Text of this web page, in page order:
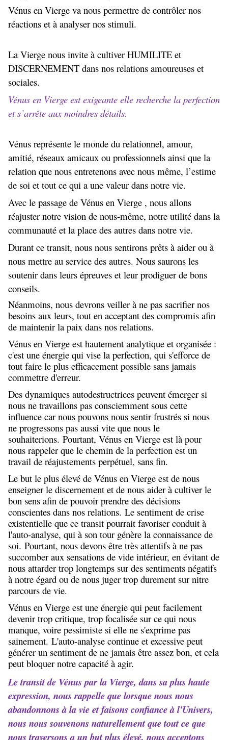
Vénus en Vierge va nous permettre de contrôler nos
réactions et à analyser nos stimuli.
La Vierge nous invite à cultiver HUMILITE et
DISCERNEMENT dans nos relations amoureuses et
sociales.
Vénus en Vierge est exigeante elle recherche la perfection
et s’arrête aux moindres détails.
Vénus représente le monde du relationnel, amour,
amitié, réseaux amicaux ou professionnels ainsi que la
relation que nous entretenons avec nous même, l’estime
de soi et tout ce qui a une valeur dans notre vie.
Avec le passage de Vénus en Vierge , nous allons
réajuster notre vision de nous-même, notre utilité dans la
communauté et la place des autres dans notre vie.
Durant ce transit, nous nous sentirons prêts à aider ou à
nous mettre au service des autres. Nous saurons les
soutenir dans leurs épreuves et leur prodiguer de bons
conseils.
Néanmoins, nous devrons veiller à ne pas sacrifier nos
besoins aux leurs, tout en acceptant des compromis afin
de maintenir la paix dans nos relations.
Vénus en Vierge est hautement analytique et organisée :
c'est une énergie qui vise la perfection, qui s'efforce de
tout faire le plus efficacement possible sans jamais
commettre d'erreur.
Des dynamiques autodestructrices peuvent émerger si
nous ne travaillons pas consciemment sous cette
influence car nous pouvons nous sentir frustrés si nous
ne progressons pas aussi vite que nous le
souhaiterions. Pourtant, Vénus en Vierge est là pour
nous rappeler que le chemin de la perfection est un
travail de réajustements perpétuel, sans fin.
Le but le plus élevé de Vénus en Vierge est de nous
enseigner le discernement et de nous aider à cultiver le
bon sens afin de pouvoir prendre des décisions
conscientes dans nos relations. Le sentiment de crise
existentielle que ce transit pourrait favoriser conduit à
l'auto-analyse, qui à son tour génère la connaissance de
soi. Pourtant, nous devons être très attentifs à ne pas
succomber aux sensations de vide intérieur, en évitant de
nous attarder trop longtemps sur des sentiments négatifs
à notre égard ou de nous juger trop durement sur nitre
parcours de vie.
Vénus en Vierge est une énergie qui peut facilement
devenir trop critique, trop focalisée sur ce qui nous
manque, voire pessimiste si elle ne s'exprime pas
sainement. L'auto-analyse continue et excessive peut
générer un sentiment de ne jamais être assez bon, et cela
peut bloquer notre capacité à agir.
Le transit de Vénus par la Vierge, dans sa plus haute
expression, nous rappelle que lorsque nous nous
abandonnons à la vie et faisons confiance à l'Univers,
nous nous souvenons naturellement que tout ce que
nous traversons a un but plus élevé, nous acceptons